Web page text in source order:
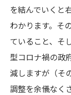
を結んでいくと
わかります。そ
ていること、そ
型コロナ禍の政
減しますが（そ
調整を余儀なく